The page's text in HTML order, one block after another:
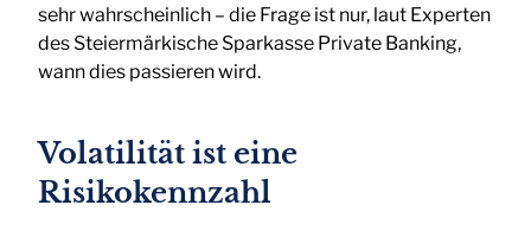
sehr wahrscheinlich – die Frage ist nur, laut Experten
des Steiermärkische Sparkasse Private Banking,
wann dies passieren wird.
Volatilität ist eine
Risikokennzahl